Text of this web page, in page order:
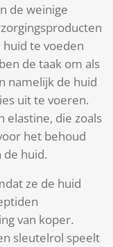
de weinige
te voeden
de taak om als
namelijk de huid
uit te voeren.
elastine, die zoals
het behoud
de huid.
ze de huid
van koper.
sleutelrol speelt